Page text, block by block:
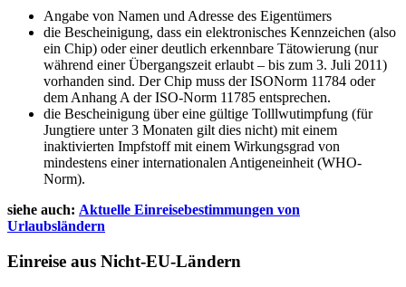
Angabe von Namen und Adresse des Eigentümers
die Bescheinigung, dass ein elektronisches Kennzeichen (also
ein Chip) oder einer deutlich erkennbare Tätowierung (nur
während einer Übergangszeit erlaubt – bis zum 3. Juli 2011)
vorhanden sind. Der Chip muss der ISONorm 11784 oder
dem Anhang A der ISO-Norm 11785 entsprechen.
die Bescheinigung über eine gültige Tolllwutimpfung (für
Jungtiere unter 3 Monaten gilt dies nicht) mit einem
inaktivierten Impfstoff mit einem Wirkungsgrad von
mindestens einer internationalen Antigeneinheit (WHO-
Norm).
siehe auch: Aktuelle Einreisebestimmungen von
Urlaubsländern
Einreise aus Nicht-EU-Ländern